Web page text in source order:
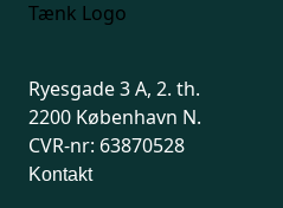
Ryesgade 3 A, 2. th.
2200 København N.
CVR-nr: 63870528
Kontakt